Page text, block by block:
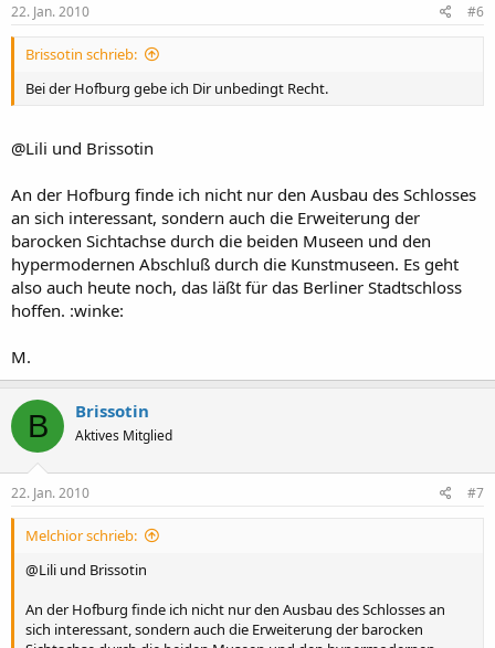
22. Jan. 2010 #6
Brissotin schrieb:
Bei der Hofburg gebe ich Dir unbedingt Recht.
@Lili und Brissotin
An der Hofburg finde ich nicht nur den Ausbau des Schlosses
an sich interessant, sondern auch die Erweiterung der
barocken Sichtachse durch die beiden Museen und den
hypermodernen Abschluß durch die Kunstmuseen. Es geht
also auch heute noch, das läßt für das Berliner Stadtschloss
hoffen. :winke:
M.
B Brissotin
Aktives Mitglied
22. Jan. 2010 #7
Melchior schrieb:
@Lili und Brissotin
An der Hofburg finde ich nicht nur den Ausbau des Schlosses an
sich interessant, sondern auch die Erweiterung der barocken